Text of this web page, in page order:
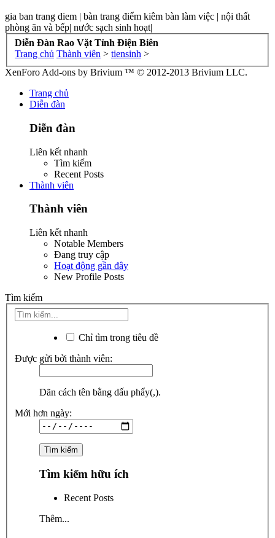
gia ban trang diem | bàn trang điểm kiêm bàn làm việc | nội thất
phòng ăn và bếp| nước sạch sinh hoạt|
Diễn Đàn Rao Vặt Tỉnh Điện Biên
Trang chủ Thành viên > tiensinh >
XenForo Add-ons by Brivium ™ © 2012-2013 Brivium LLC.
Trang chủ
Diễn đàn
Diễn đàn
Liên kết nhanh
Tìm kiếm
Recent Posts
Thành viên
Thành viên
Liên kết nhanh
Notable Members
Đang truy cập
Hoạt động gần đây
New Profile Posts
Tìm kiếm
Chỉ tìm trong tiêu đề
Được gửi bởi thành viên:
Dãn cách tên bằng dấu phẩy(,).
Mới hơn ngày:
Tìm kiếm hữu ích
Recent Posts
Thêm...